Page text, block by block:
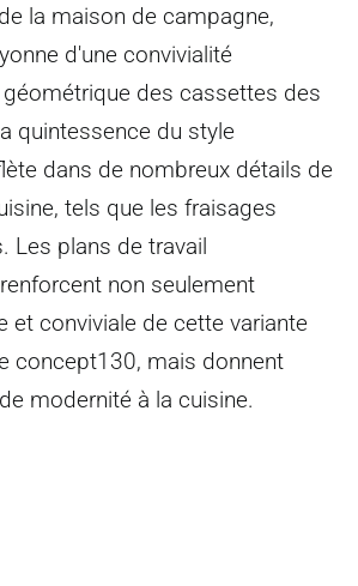
la maison de campagne,
d'une convivialité
des cassettes des
quintessence du style
dans de nombreux détails de
tels que les fraisages
Les plans de travail
non seulement
et conviviale de cette variante
concept130, mais donnent
modernité à la cuisine.